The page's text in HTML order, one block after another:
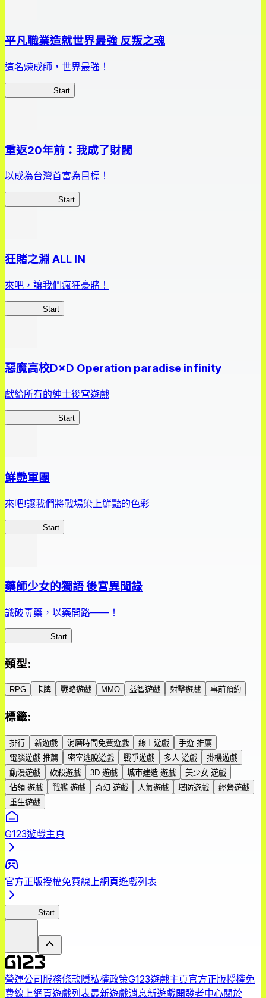
平凡職業造就世界最強 反叛之魂
這名煉成師，世界最強！
Start
重返20年前：我成了財閥
以成為台灣首富為目標！
Start
狂賭之淵 ALL IN
來吧，讓我們瘋狂豪賭！
Start
惡魔高校D×D Operation paradise infinity
獻給所有的紳士後宮遊戲
Start
鮮艷軍團
來吧!讓我們將戰場染上鮮豔的色彩
Start
藥師少女的獨語 後宮異聞錄
識破毒藥，以藥開路——！
Start
類型:
RPG 卡牌 戰略遊戲 MMO 益智遊戲 射擊遊戲 事前預約
標籤:
排行 新遊戲 消磨時間免費遊戲 線上遊戲
手遊 推薦
電腦遊戲 推薦
密室逃脫遊戲 戰爭遊戲 多人 遊戲
掛機遊戲
動漫遊戲
砍殺遊戲 3D 遊戲 城市建造 遊戲
美少女 遊戲
佔領 遊戲
戰艦 遊戲 奇幻 遊戲 人氣遊戲 塔防遊戲
經營遊戲
重生遊戲
G123遊戲主頁
官方正版授權免費線上網頁遊戲列表
Start
營運公司服務條款隱私權政策G123遊戲主頁官方正版授權免
費線上網頁遊戲列表最新遊戲消息新遊戲開發者中心關於